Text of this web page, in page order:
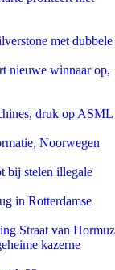
met dubbele
nieuwe winnaar op,
druk op ASML
Noorwegen
bij stelen illegale
in Rotterdamse
Straat van Hormuz
kazerne